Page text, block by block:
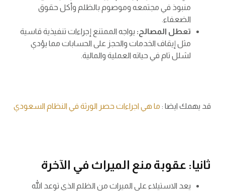
منبوذ في مجتمعه وموصوم بالظلم وأكل حقوق
الضعفاء.
تعطل المصالح: يواجه الممتنع إجراءات تنفيذية قاسية
مثل إيقاف الخدمات والحجز على الحسابات مما يؤدي
لشلل تام في حياته العملية والمالية.
قد يهمك ايضا : ما هي اجراءات حصر الورثة في النظام السعودي
ثانيا: عقوبة منع الميراث في الآخرة
يعد الاستيلاء على الميراث من الظلم الذي توعد الله